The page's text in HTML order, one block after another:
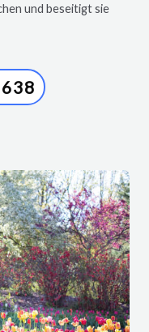
und beseitigt sie